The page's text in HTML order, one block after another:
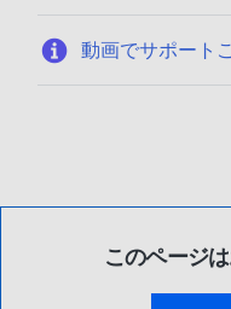
動画でサポート
このページ